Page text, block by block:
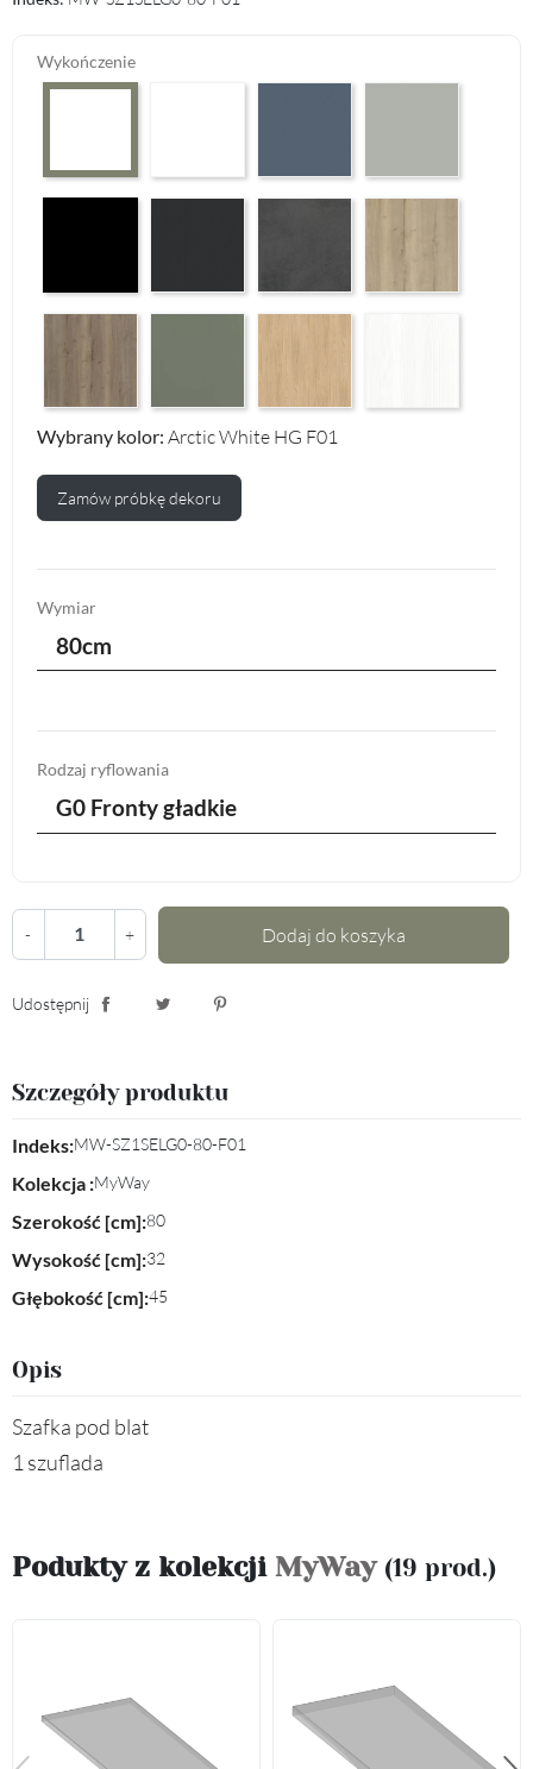
Wykończenie
Wybrany kolor: Arctic White HG F01
Zamów próbkę dekoru
Wymiar
80cm
Rodzaj ryflowania
G0 Fronty gładkie
- + Dodaj do koszyka
Udostępnij
Szczegóły produktu
Indeks:MW-SZ1SELG0-80-F01
Kolekcja :MyWay
Szerokość [cm]:80
Wysokość [cm]:32
Głębokość [cm]:45
Opis
Szafka pod blat
1 szuflada
Podukty z kolekcji MyWay (19 prod.)